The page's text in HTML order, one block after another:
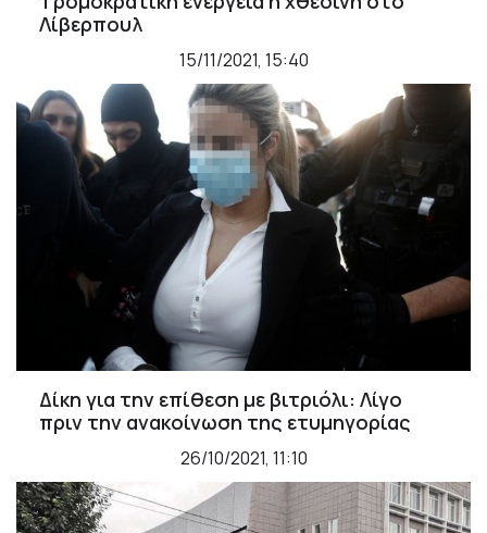
Λίβερπουλ
15/11/2021, 15:40
Δίκη για την επίθεση με βιτριόλι: Λίγο
πριν την ανακοίνωση της ετυμηγορίας
26/10/2021, 11:10